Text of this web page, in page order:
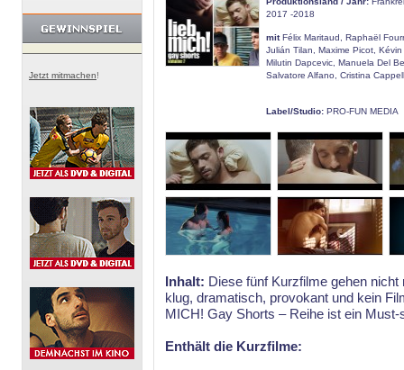
Jetzt mitmachen!
2017 -2018
mitFélix Maritaud, Raphaël
Julián Tilan, Maxime Picot,
Milutin Dapcevic, Manuela Del
Salvatore Alfano, Cristina
Label/Studio: PRO-FUN MEDIA
Inhalt: Diese fünf Kurzfilme gehen
klug, dramatisch, provokant und kein
MICH! Gay Shorts – Reihe ist ein
Enthält die Kurzfilme: